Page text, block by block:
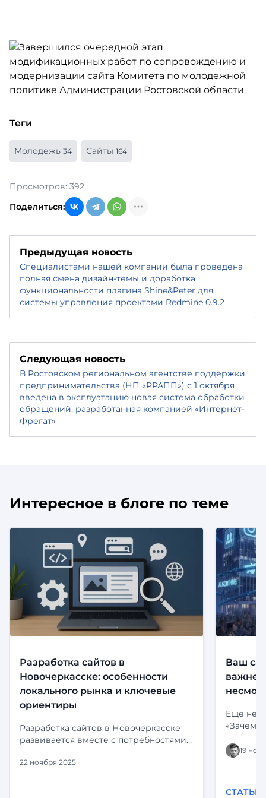
Теги
Молодежь 34 Сайты 164
Просмотров: 392
Поделиться:
Предыдущая новость
Специалистами нашей компании была проведена
полная смена дизайн-темы и доработка
функциональности плагина Shine&Peter для
системы управления проектами Redmine 0.9.2
Следующая новость
В Ростовском региональном агентстве поддержки
предпринимательства (НП «РРАПП») с 1 октября
введена в эксплуатацию новая система обработки
обращений, разработанная компанией «Интернет-
Фрегат»
Интересное в блоге по теме
Разработка сайтов в
Новочеркасске: особенности
локального рынка и ключевые
ориентиры
Разработка сайтов в Новочеркасске
развивается вместе с потребностями
давно выходят за рамки обычных
22 ноября 2025
Ваш
Еще
«Зачем
19
СТАТЬИ